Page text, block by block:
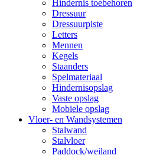
Hindernis toebehoren
Dressuur
Dressuurpiste
Letters
Mennen
Kegels
Staanders
Spelmateriaal
Hindernisopslag
Vaste opslag
Mobiele opslag
Vloer- en Wandsystemen
Stalwand
Stalvloer
Paddock/weiland